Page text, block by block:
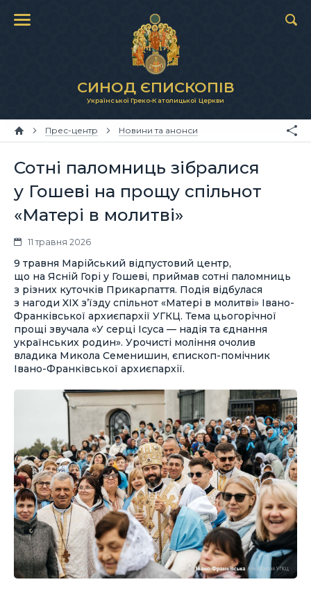
СИНОД ЄПИСКОПІВ
Української Греко-Католицької Церкви
Прес-центр Новини та анонси
Сотні паломниць зібралися
у Гошеві на прощу спільнот
«Матері в молитві»
11 травня 2026
9 травня Марійський відпустовий центр,
що на Ясній Горі у Гошеві, приймав сотні паломниць
з різних куточків Прикарпаття. Подія відбулася
з нагоди XIX з’їзду спільнот «Матері в молитві» Івано-
Франківської архиєпархії УГКЦ. Тема цьогорічної
прощі звучала «У серці Ісуса — надія та єднання
українських родин». Урочисті моління очолив
владика Микола Семенишин, єпископ-помічник
Івано-Франківської архиєпархії.